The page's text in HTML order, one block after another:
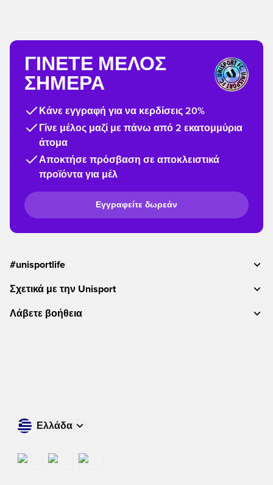
ΓΊΝΕΤΕ ΜΈΛΟΣ
ΣΉΜΕΡΑ
Κάνε εγγραφή για να κερδίσεις 20%
Γίνε μέλος μαζί με πάνω από 2 εκατομμύρια
άτομα
Αποκτήσε πρόσβαση σε αποκλειστικά
προϊόντα για μέλ
Εγγραφείτε δωρεάν
#unisportlife
Σχετικά με την Unisport
Λάβετε βοήθεια
Ελλάδα